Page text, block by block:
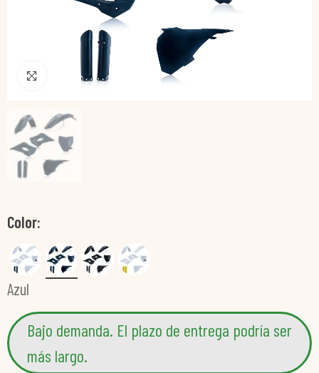
Pincha para agrandar
Color
Azul
Bajo demanda. El plazo de entrega podría ser
más largo.